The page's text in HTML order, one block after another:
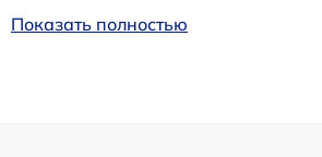
Показать полностью